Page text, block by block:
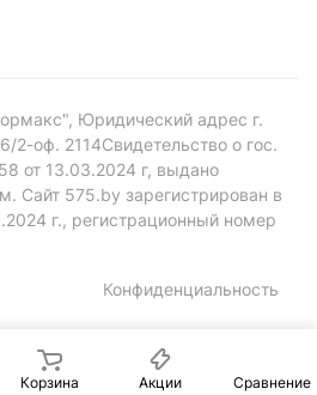
Юридический адрес г.
2-оф. 2114Свидетельство о гос.
от 13.03.2024 г, выдано
Сайт 575.by зарегистрирован в
г., регистрационный номер
Конфиденциальность
Корзина Акции Сравнение